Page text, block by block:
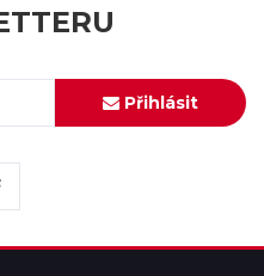
Přihlásit